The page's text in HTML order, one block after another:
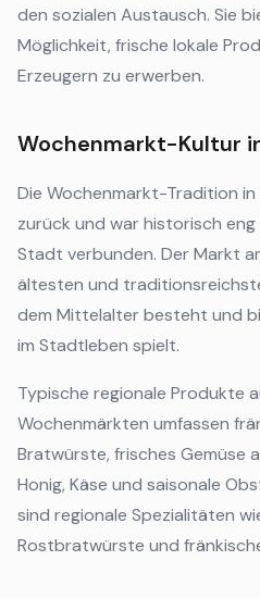
den sozialen Austausch. Sie
Möglichkeit, frische lokale
Erzeugern zu erwerben.
Wochenmarkt-Kultur
Die Wochenmarkt-Tradition
zurück und war historisch
Stadt verbunden. Der Markt
ältesten und
dem Mittelalter besteht und
im Stadtleben spielt.
Typische regionale Produkte
Wochenmärkten umfassen
Bratwürste, frisches Gemüse
Honig, Käse und saisonale
sind regionale Spezialitäten
Rostbratwürste und